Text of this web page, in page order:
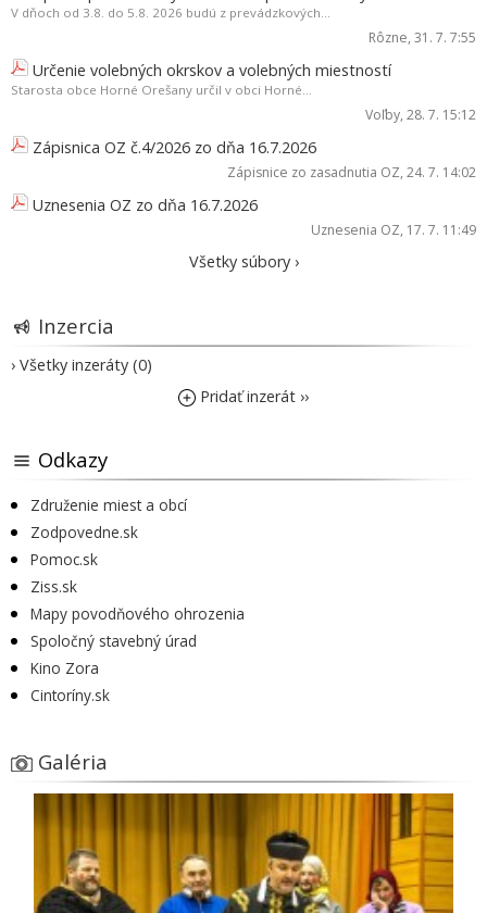
V dňoch od 3.8. do 5.8. 2026 budú z prevádzkových...
Rôzne, 31. 7. 7:55
Určenie volebných okrskov a volebných miestností
Starosta obce Horné Orešany určil v obci Horné...
Voľby, 28. 7. 15:12
Zápisnica OZ č.4/2026 zo dňa 16.7.2026
Zápisnice zo zasadnutia OZ, 24. 7. 14:02
Uznesenia OZ zo dňa 16.7.2026
Uznesenia OZ, 17. 7. 11:49
Všetky súbory ›
Inzercia
› Všetky inzeráty (0)
Pridať inzerát ››
Odkazy
Združenie miest a obcí
Zodpovedne.sk
Pomoc.sk
Ziss.sk
Mapy povodňového ohrozenia
Spoločný stavebný úrad
Kino Zora
Cintoríny.sk
Galéria